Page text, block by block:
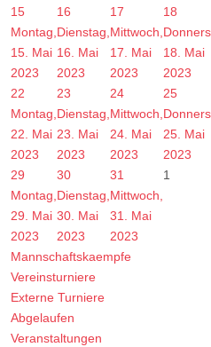
15
Montag,
15. Mai
2023
16
Dienstag,
16. Mai
2023
17
Mittwoch,
17. Mai
2023
18
18. Mai
2023
22
Montag,
22. Mai
2023
23
Dienstag,
23. Mai
2023
24
Mittwoch,
24. Mai
2023
25
25. Mai
2023
29
Montag,
29. Mai
2023
30
Dienstag,
30. Mai
2023
31
Mittwoch,
31. Mai
2023
1
Mannschaftskaempfe
Vereinsturniere
Externe Turniere
Abgelaufen
Veranstaltungen